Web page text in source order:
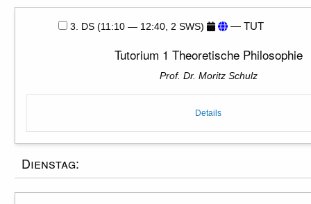
3. DS (11:10 — 12:40, 2 SWS) — TUT
Tutorium 1 Theoretische Philosophie
Prof. Dr. Moritz Schulz
Details
Dienstag: